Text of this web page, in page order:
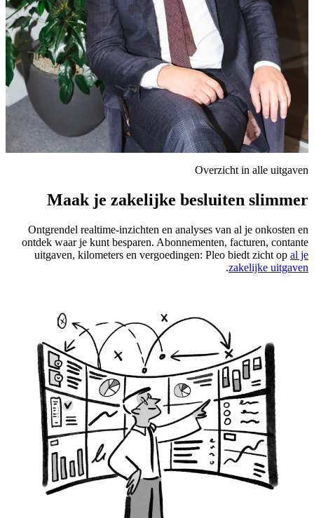
Overzicht in alle uitgaven
Maak je zakelijke besluiten slimmer
Ontgrendel realtime-inzichten en analyses van al je onkosten en
ontdek waar je kunt besparen. Abonnementen, facturen, contante
uitgaven, kilometers en vergoedingen: Pleo biedt zicht op al je
zakelijke uitgaven
.